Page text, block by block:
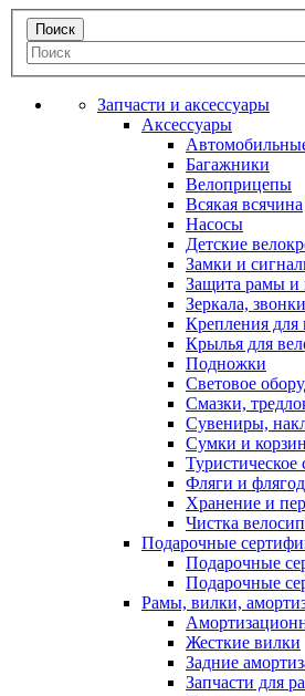
Запчасти и аксессуары
Аксессуары
Багажники
Велоприцепы
Всякая всячина
Насосы
Детские
Замки и
Защита рамы и
Зеркала,
Крепления для
Крылья для
Подножки
Световое
Смазки,
Сувениры,
Сумки и
Туристическое
Фляги и
Хранение и
Чистка
Подарочные
Подарочные
Подарочные
Рамы, вилки,
Жесткие вилки
Задние
Запчасти для